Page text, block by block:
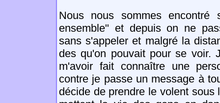
Nous nous sommes encontré
ensemble" et depuis on ne
sans s'appeler et malgré la
des qu'on pouvait pour se voir.
m'avoir fait connaître une
contre je passe un message à
décide de prendre le volent sous